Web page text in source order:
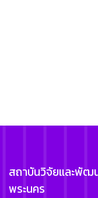
สถาบันวิจัยและพัฒ
พระนคร